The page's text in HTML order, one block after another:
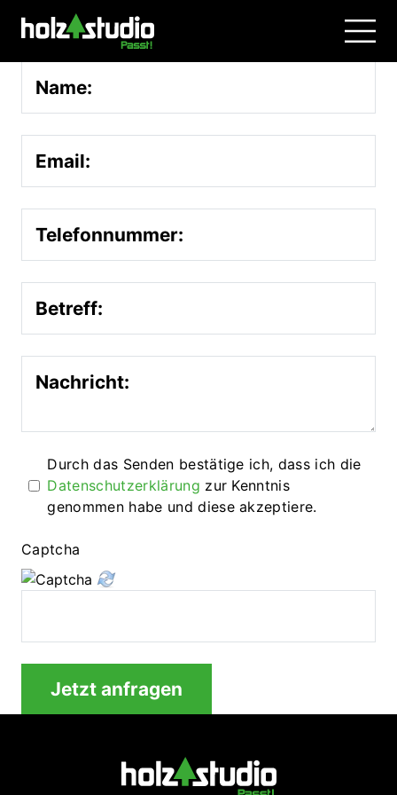
Durch das Senden bestätige ich, dass ich die
Datenschutzerklärung zur Kenntnis
genommen habe und diese akzeptiere.
Captcha
Jetzt anfragen